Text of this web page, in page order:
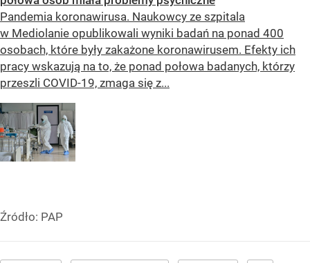
Pandemia koronawirusa. Naukowcy ze szpitala
w Mediolanie opublikowali wyniki badań na ponad 400
osobach, które były zakażone koronawirusem. Efekty ich
pracy wskazują na to, że ponad połowa badanych, którzy
przeszli COVID-19, zmaga się z...
Źródło: PAP